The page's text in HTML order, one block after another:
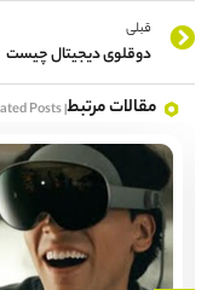
قبلی
دوقلوی دیجیتال چیست
مقالات مرتبط| Related Posts